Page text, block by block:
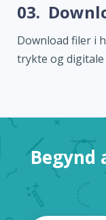
03.
Download filer i
trykte og digitale
Begynd